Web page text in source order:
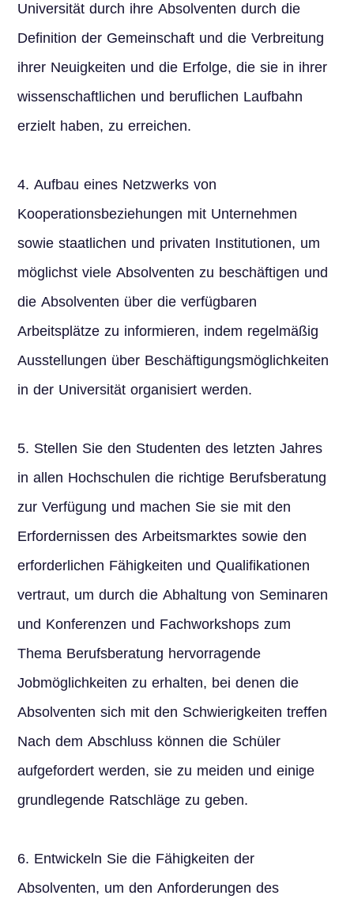
Universität durch ihre Absolventen durch die
Definition der Gemeinschaft und die Verbreitung
ihrer Neuigkeiten und die Erfolge, die sie in ihrer
wissenschaftlichen und beruflichen Laufbahn
erzielt haben, zu erreichen.
4. Aufbau eines Netzwerks von
Kooperationsbeziehungen mit Unternehmen
sowie staatlichen und privaten Institutionen, um
möglichst viele Absolventen zu beschäftigen und
die Absolventen über die verfügbaren
Arbeitsplätze zu informieren, indem regelmäßig
Ausstellungen über Beschäftigungsmöglichkeiten
in der Universität organisiert werden.
5. Stellen Sie den Studenten des letzten Jahres
in allen Hochschulen die richtige Berufsberatung
zur Verfügung und machen Sie sie mit den
Erfordernissen des Arbeitsmarktes sowie den
erforderlichen Fähigkeiten und Qualifikationen
vertraut, um durch die Abhaltung von Seminaren
und Konferenzen und Fachworkshops zum
Thema Berufsberatung hervorragende
Jobmöglichkeiten zu erhalten, bei denen die
Absolventen sich mit den Schwierigkeiten treffen
Nach dem Abschluss können die Schüler
aufgefordert werden, sie zu meiden und einige
grundlegende Ratschläge zu geben.
6. Entwickeln Sie die Fähigkeiten der
Absolventen, um den Anforderungen des